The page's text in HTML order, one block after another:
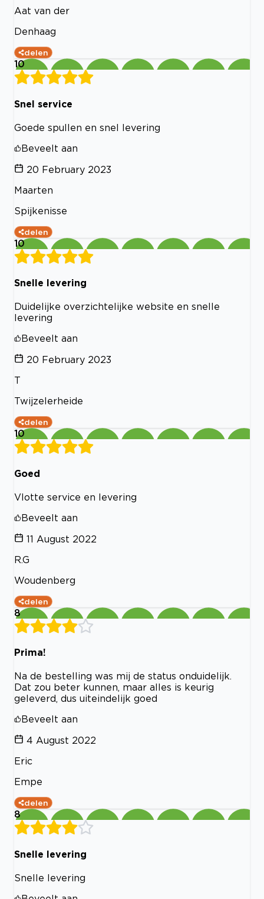
Aat van der
Denhaag
delen
10
Snel service
Goede spullen en snel levering
Beveelt aan
20 February 2023
Maarten
Spijkenisse
delen
10
Snelle levering
Duidelijke overzichtelijke website en snelle
levering
Beveelt aan
20 February 2023
T
Twijzelerheide
delen
10
Goed
Vlotte service en levering
Beveelt aan
11 August 2022
R.G
Woudenberg
delen
8
Prima!
Na de bestelling was mij de status onduidelijk.
Dat zou beter kunnen, maar alles is keurig
geleverd, dus uiteindelijk goed
Beveelt aan
4 August 2022
Eric
Empe
delen
8
Snelle levering
Snelle levering